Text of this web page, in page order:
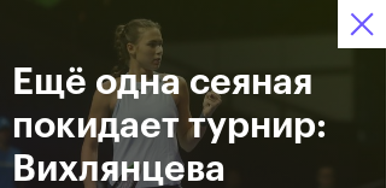
16-24 октября 2021
Доступ на стадионы
по QR-кодам
19 29 54
Новости
Ещё одна сеяная
покидает турнир:
Вихлянцева